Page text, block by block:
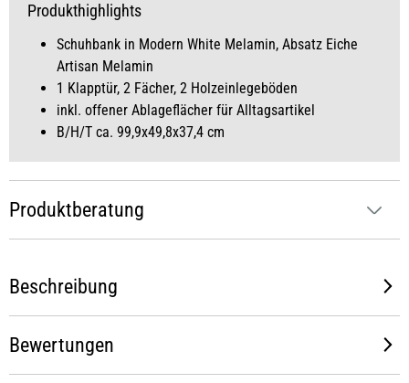
Produkthighlights
Schuhbank in Modern White Melamin, Absatz Eiche
Artisan Melamin
1 Klapptür, 2 Fächer, 2 Holzeinlegeböden
inkl. offener Ablageflächer für Alltagsartikel
B/H/T ca. 99,9x49,8x37,4 cm
Produktberatung
Beschreibung
Bewertungen